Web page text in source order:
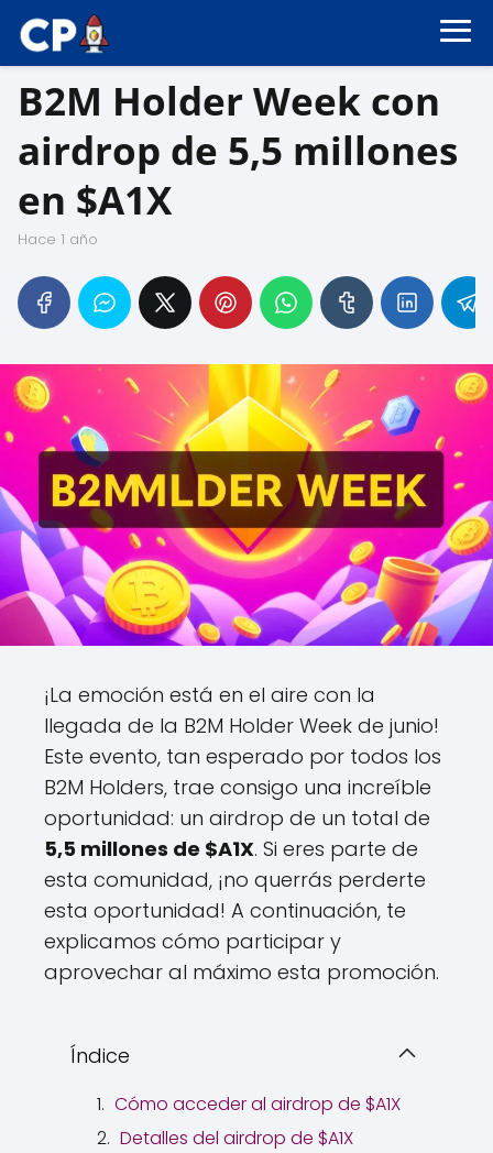
B2M Holder Week con
airdrop de 5,5 millones
en $A1X
hace 1 año
¡La emoción está en el aire con la
llegada de la B2M Holder Week de junio!
Este evento, tan esperado por todos los
B2M Holders, trae consigo una increíble
oportunidad: un airdrop de un total de
5,5 millones de $A1X. Si eres parte de
esta comunidad, ¡no querrás perderte
esta oportunidad! A continuación, te
explicamos cómo participar y
aprovechar al máximo esta promoción.
Índice
Cómo acceder al airdrop de $A1X
Detalles del airdrop de $A1X